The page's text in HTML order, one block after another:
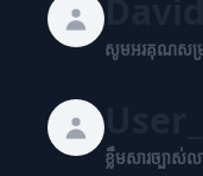
សូមអរគុណសម្រ
ខ្លឹមសារច្ប